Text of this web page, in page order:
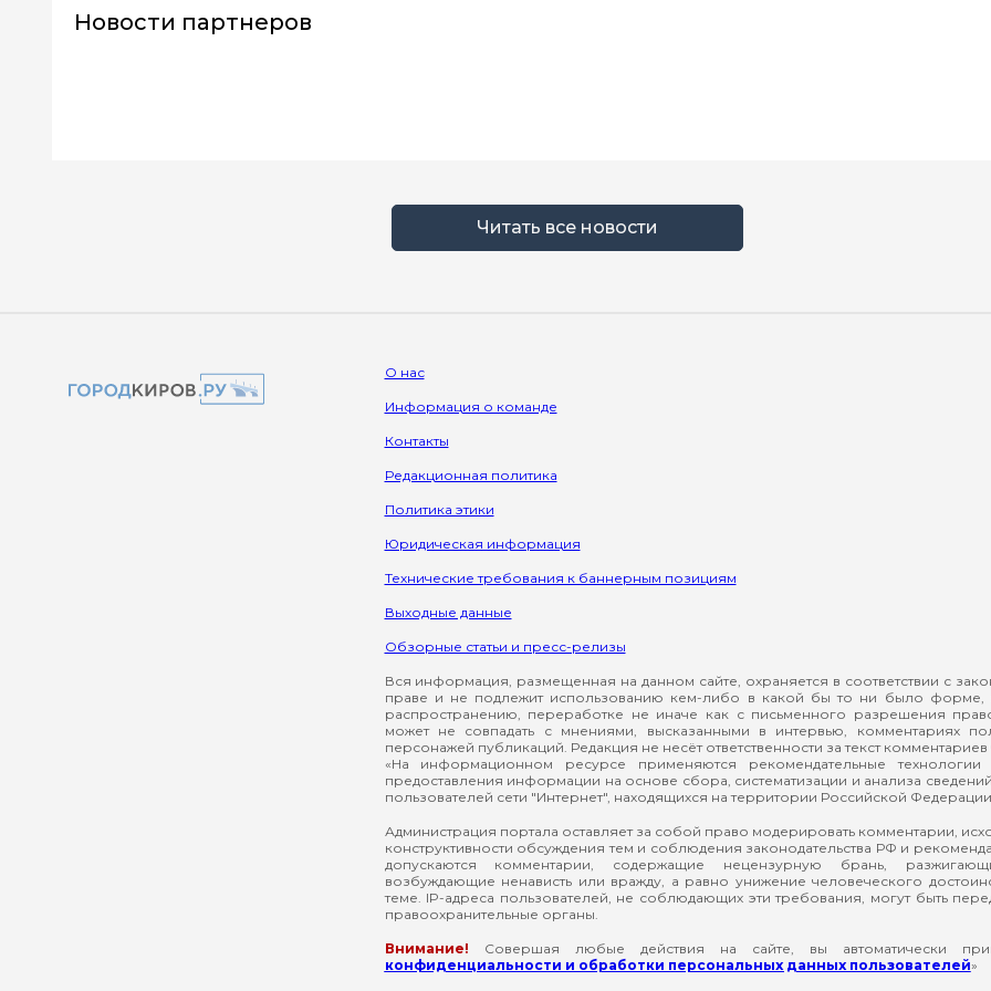
Новости партнеров
Читать все новости
О нас
Информация о команде
Контакты
Редакционная политика
Политика этики
Юридическая информация
Технические требования к баннерным позициям
Выходные данные
Обзорные статьи и пресс-релизы
Вся информация, размещенная на данном сайте, охраняется в соответствии с
праве и не подлежит использованию кем-либо в какой бы то ни было форме,
распространению, переработке не иначе как с письменного разрешения
может не совпадать с мнениями, высказанными в интервью, комментариях
персонажей публикаций. Редакция не несёт ответственности за текст комментариев
«На информационном ресурсе применяются рекомендательные технологии
предоставления информации на основе сбора, систематизации и анализа
пользователей сети "Интернет", находящихся на территории Российской
Администрация портала оставляет за собой право модерировать комментарии,
конструктивности обсуждения тем и соблюдения законодательства РФ и
допускаются комментарии, содержащие нецензурную брань,
возбуждающие ненависть или вражду, а равно унижение человеческого
теме. IP-адреса пользователей, не соблюдающих эти требования, могут быть
правоохранительные органы.
Внимание! Совершая любые действия на сайте, вы автоматически
конфиденциальности и обработки персональных данных пользователей»